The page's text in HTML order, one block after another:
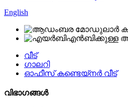
English
വീട്
ഗാലറി
ഓഫീസ് കണ്ടെയ്നർ വീട്
വിഭാഗങ്ങൾ